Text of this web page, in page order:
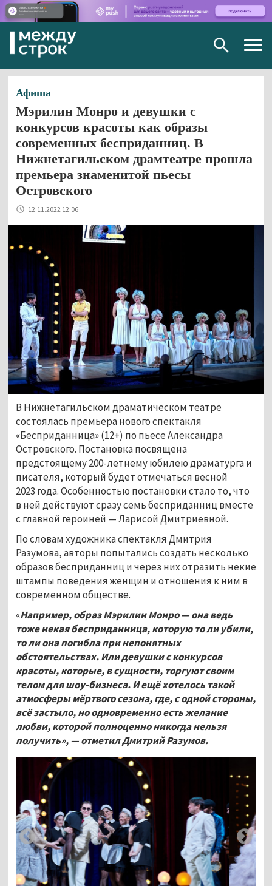
Афиша
Мэрилин Монро и девушки с
конкурсов красоты как образы
современных бесприданниц. В
Нижнетагильском драмтеатре прошла
премьера знаменитой пьесы
Островского
12.11.2022 12:06
В Нижнетагильском драматическом театре
состоялась премьера нового спектакля
«Бесприданница» (12+) по пьесе Александра
Островского. Постановка посвящена
предстоящему 200-летнему юбилею драматурга и
писателя, который будет отмечаться весной
2023 года. Особенностью постановки стало то, что
в ней действуют сразу семь бесприданниц вместе
с главной героиней — Ларисой Дмитриевной.
По словам художника спектакля Дмитрия
Разумова, авторы попытались создать несколько
образов бесприданниц и через них отразить некие
штампы поведения женщин и отношения к ним в
современном обществе.
«Например, образ Мэрилин Монро — она ведь
тоже некая бесприданница, которую то ли убили,
то ли она погибла при непонятных
обстоятельствах. Или девушки с конкурсов
красоты, которые, в сущности, торгуют своим
телом для шоу-бизнеса. И ещё хотелось такой
атмосферы мёртвого сезона, где, с одной стороны,
всё застыло, но одновременно есть желание
любви, которой полноценно никогда нельзя
получить», — отметил Дмитрий Разумов.